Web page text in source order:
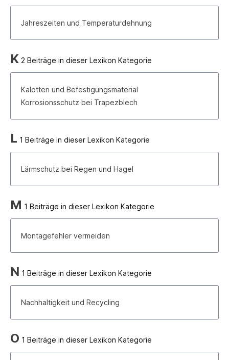
Jahreszeiten und Temperaturdehnung
K 2 Beiträge in dieser Lexikon Kategorie
Kalotten und Befestigungsmaterial
Korrosionsschutz bei Trapezblech
L 1 Beiträge in dieser Lexikon Kategorie
Lärmschutz bei Regen und Hagel
M 1 Beiträge in dieser Lexikon Kategorie
Montagefehler vermeiden
N 1 Beiträge in dieser Lexikon Kategorie
Nachhaltigkeit und Recycling
O 1 Beiträge in dieser Lexikon Kategorie